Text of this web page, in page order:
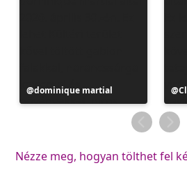
Bejegyzés
közzétevője
dominique martial
Nézze meg, hogyan tölthet fel